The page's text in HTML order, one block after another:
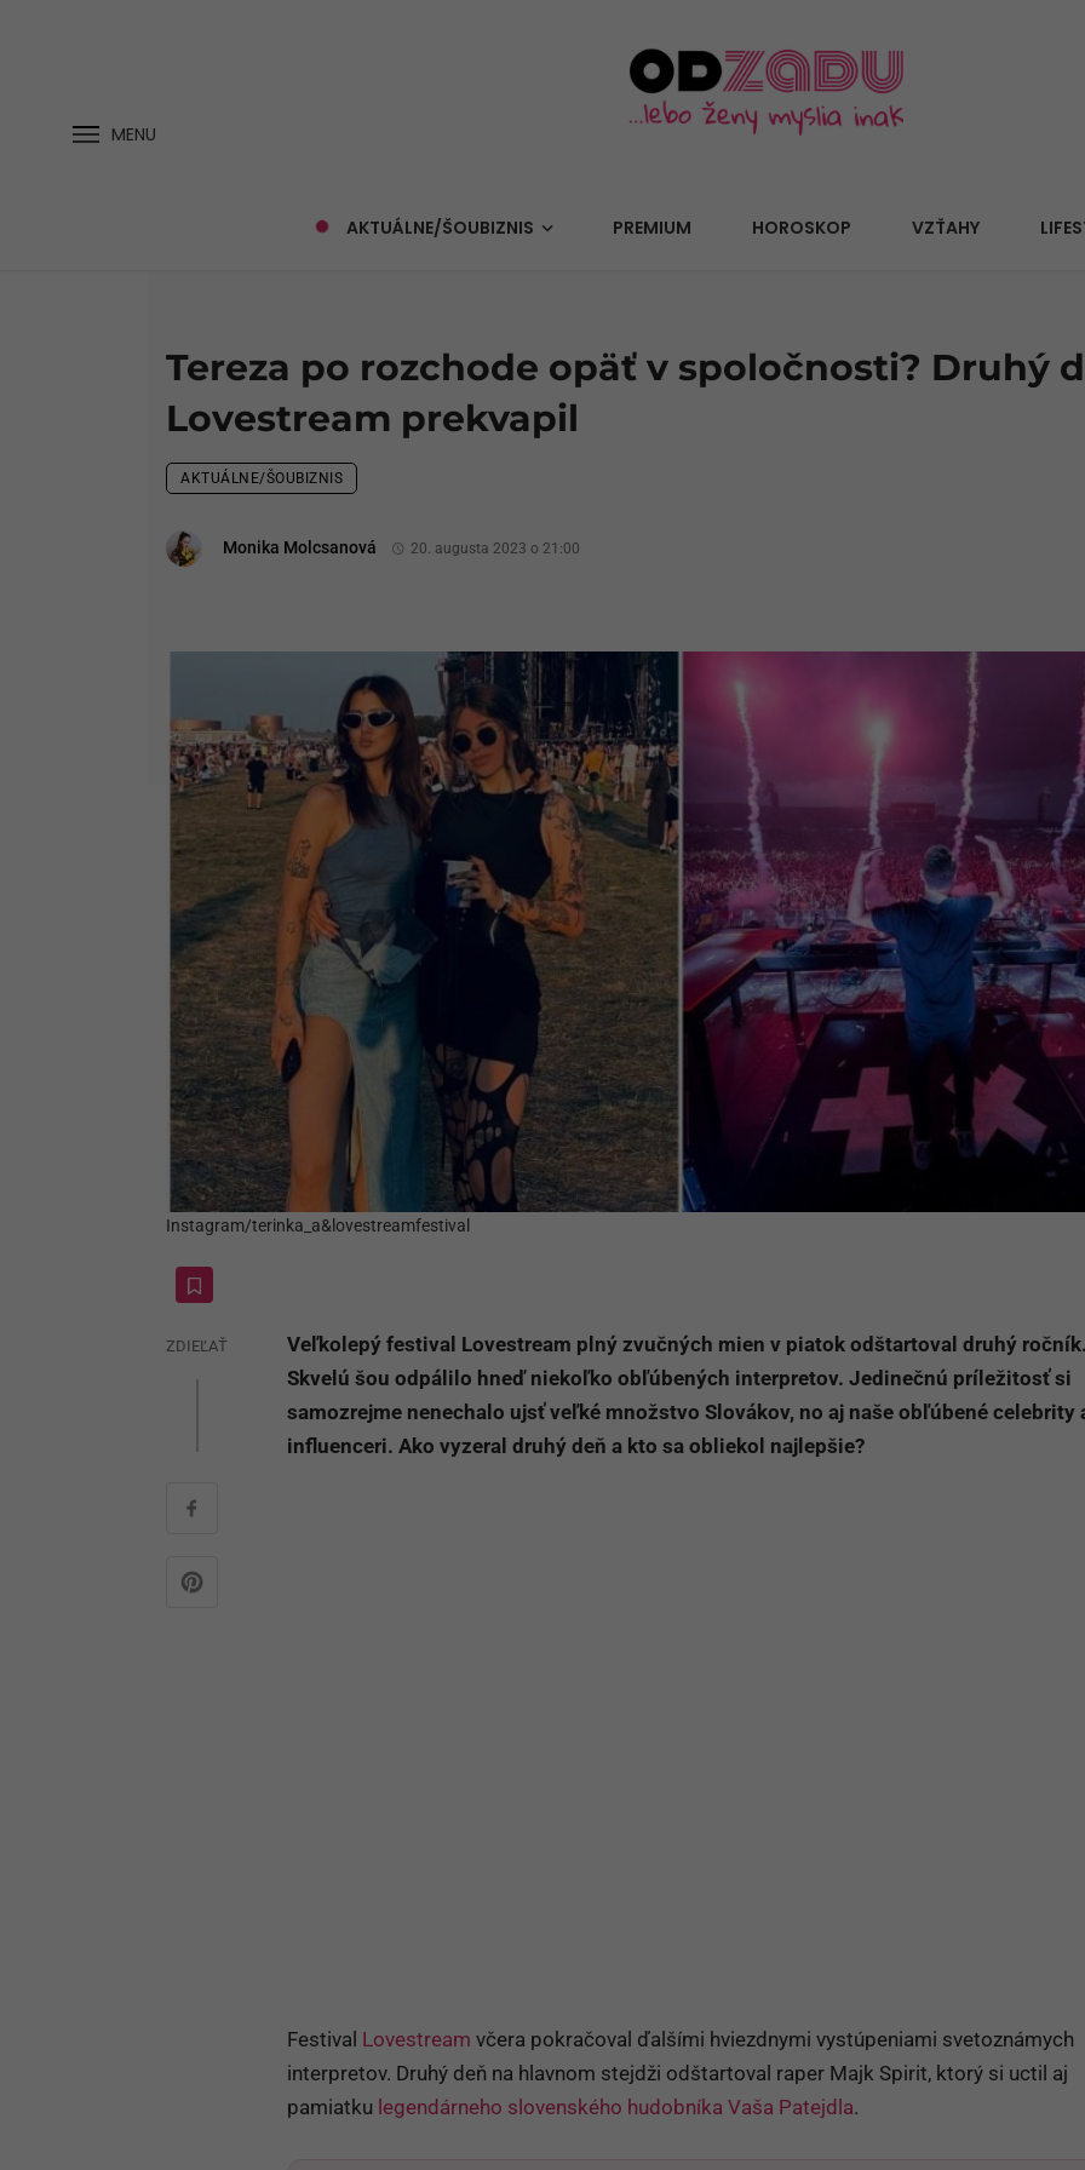
MENU
AKTUÁLNE/ŠOUBIZNIS PREMIUM HOROSKOP VZŤAHY
Tereza po rozchode opäť v spoločnosti? Druhý
Lovestream prekvapil
AKTUÁLNE/ŠOUBIZNIS
Monika Molcsanová 20. augusta 2023 o 21:00
Instagram/terinka_a&lovestreamfestival
ZDIEĽAŤ
Veľkolepý festival Lovestream plný zvučných mien v piatok odštartoval druhý
Skvelú šou odpálilo hneď niekoľko obľúbených interpretov. Jedinečnú príležitosť si
samozrejme nenechalo ujsť veľké množstvo Slovákov, no aj naše obľúbené celebrity
influenceri. Ako vyzeral druhý deň a kto sa obliekol najlepšie?
Festival Lovestream včera pokračoval ďalšími hviezdnymi vystúpeniami svetoznámych
interpretov. Druhý deň na hlavnom stejdži odštartoval raper Majk Spirit, ktorý si uctil aj
pamiatku legendárneho slovenského hudobníka Vaša Patejdla.